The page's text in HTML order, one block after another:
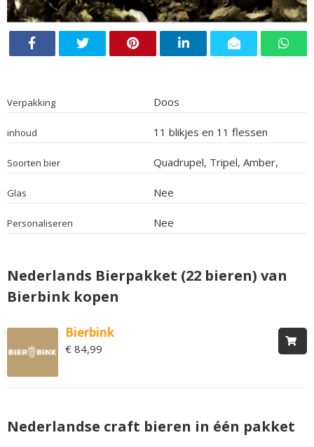
Verpakking Doos
inhoud 11 blikjes en 11 flessen
Soorten bier
Quadrupel, Tripel, Amber,
Sour, Gerstewijn, Alcoholarm,
India Pale Ale, Weizen, Wit,
Blond, Ale
Glas Nee
Personaliseren Nee
Nederlands Bierpakket (22 bieren) van
Bierbink kopen
Bierbink
€ 84,99
Nederlandse craft bieren in één pakket